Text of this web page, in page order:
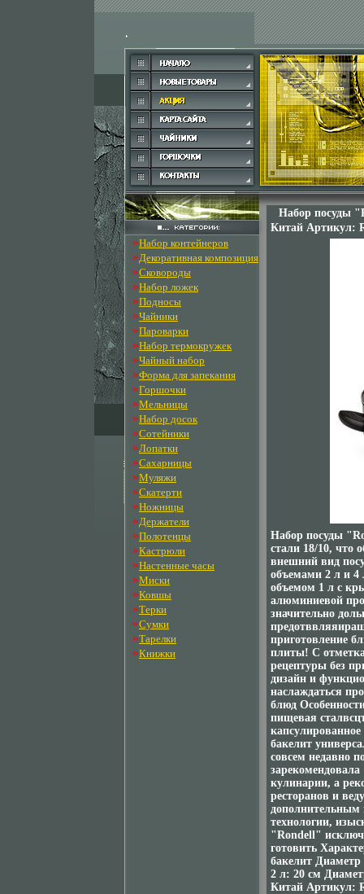
»Набор контейнеров
»Декоративная композиция
»Сковороды
»Набор ложек
»Подносы
»Чайники
»Пароварки
»Набор термокружек
»Чайный набор
»Форма для запекания
»Горшочки
»Мельницы
»Набор досок
»Сотейники
»Лопатки
»Сахарницы
»Муляжи
»Скатерти
»Ножницы
»Держатели
»Полотенцы
»Кастрюли
»Настенные часы
»Миски
»Ковшы
»Терки
»Сумки
»Тарелки
»Книжки
Набор посуды
Китай Артикул:
Набор посуды
стали 18/10, что
внешний вид
объемами 2 л и
объемом 1 л с
алюминиевой
значительно
приготовление
плиты! С
рецептуры без
дизайн и
наслаждаться
блюд
пищевая
бакелит
совсем недавно
кулинарии, а
ресторанов и
дополнительным
технологии,
"Rondell"
готовить
бакелит
2 л: 20 см
Китай Артикул: